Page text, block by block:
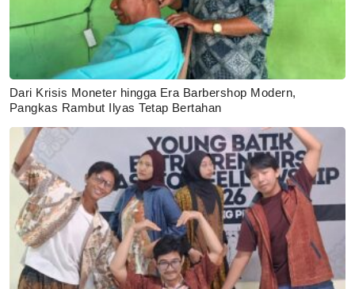
Dari Krisis Moneter hingga Era Barbershop Modern,
Pangkas Rambut Ilyas Tetap Bertahan